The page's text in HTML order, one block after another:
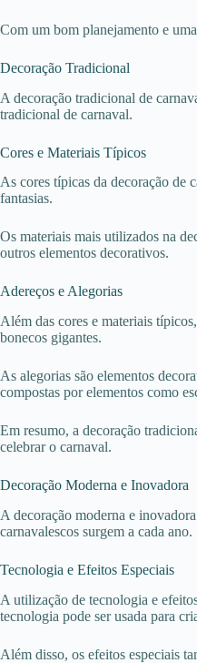
Com um bom planejamento e
Decoração Tradicional
A decoração tradicional de
tradicional de carnaval.
Cores e Materiais Típicos
As cores típicas da decoração de
fantasias.
Os materiais mais utilizados na
outros elementos decorativos.
Adereços e Alegorias
Além das cores e materiais
bonecos gigantes.
As alegorias são elementos
compostas por elementos como
Em resumo, a decoração
celebrar o carnaval.
Decoração Moderna e Inovadora
A decoração moderna e
carnavalescos surgem a cada ano.
Tecnologia e Efeitos Especiais
A utilização de tecnologia e
tecnologia pode ser usada para
Além disso, os efeitos especiais